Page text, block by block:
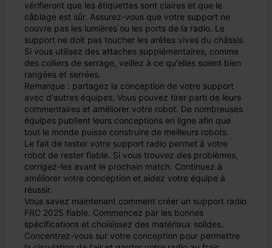
vérifieront que les étiquettes sont claires et que le
câblage est sûr. Assurez-vous que votre support ne
couvre pas les lumières ou les ports de la radio. Le
support ne doit pas toucher les arêtes vives du châssis.
Si vous utilisez des attaches supplémentaires, comme
des colliers de serrage, veillez à ce qu'elles soient bien
rangées et serrées.
Remarque : partagez la conception de votre support
avec d'autres équipes. Vous pouvez tirer parti de leurs
commentaires et améliorer votre robot. De nombreuses
équipes publient leurs conceptions en ligne afin que
tout le monde puisse construire de meilleurs robots.
Le fait de tester votre support radio permet à votre
robot de rester fiable. Si vous trouvez des problèmes,
corrigez-les avant le prochain match. Continuez à
améliorer votre conception et aidez votre équipe à
réussir.
Vous savez maintenant comment créer un support radio
FRC 2025 fiable. Commencez par les bonnes
spécifications et choisissez des matériaux solides.
Concentrez-vous sur votre conception pour permettre